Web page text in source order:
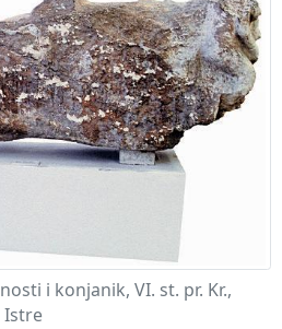
i konjanik, VI. st. pr. Kr.,
Istre